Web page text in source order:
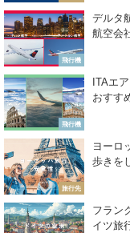
飛行機
デルタ
航空会
飛行機
ITAエ
おすす
旅行先
ヨーロ
歩きを
フラン
イツ旅